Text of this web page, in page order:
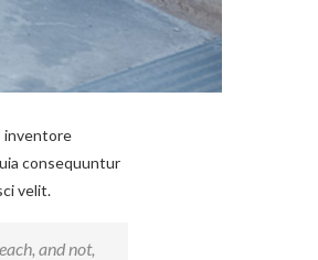
inventore
consequuntur
velit.
and not,